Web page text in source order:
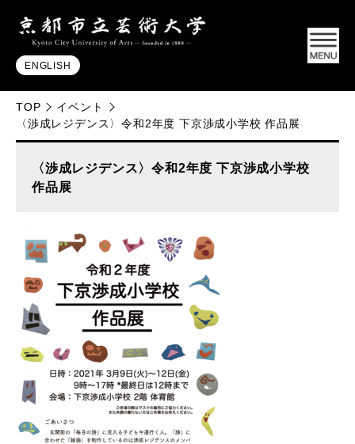
ENGLISH
TOP
イベント
〈渉成レジデンス〉令和2年度 下京渉成小学校 作品展
〈渉成レジデンス〉令和2年度 下京渉成小学校
作品展